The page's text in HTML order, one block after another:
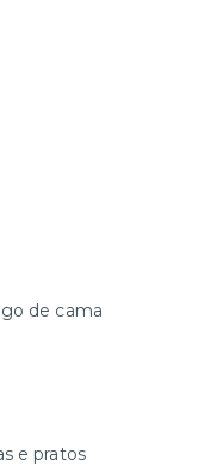
de cama
e pratos